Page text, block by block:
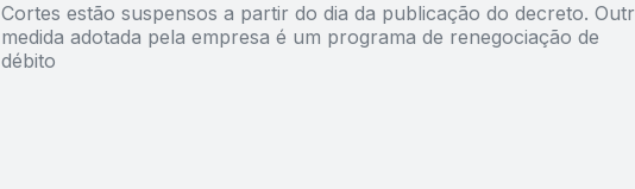
Cortes estão suspensos a partir do dia da publicação do decreto.
medida adotada pela empresa é um programa de renegociação de
débito